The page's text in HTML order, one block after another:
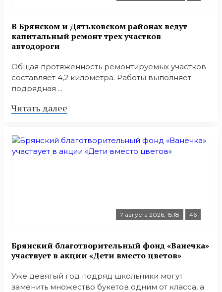
В Брянском и Дятьковском районах ведут
капитальный ремонт трех участков
автодороги
Общая протяженность ремонтируемых участков
составляет 4,2 километра. Работы выполняет
подрядная ...
Читать далее
7 августа 2026, 15:18 46
Брянский благотворительный фонд «Ванечка»
участвует в акции «Дети вместо цветов»
Уже девятый год подряд школьники могут
заменить множество букетов одним от класса, а